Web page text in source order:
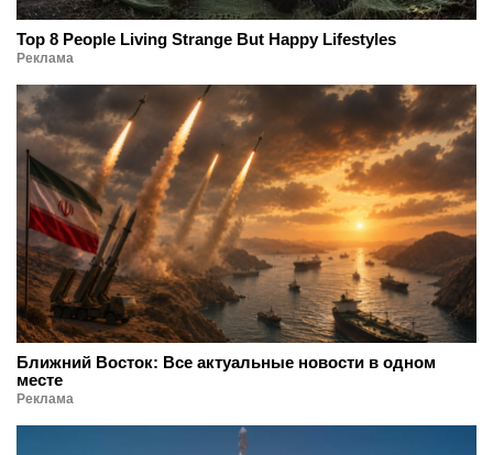
Top 8 People Living Strange But Happy Lifestyles
Реклама
Ближний Восток: Все актуальные новости в одном
месте
Реклама